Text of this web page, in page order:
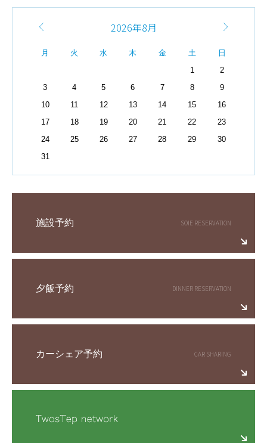
2026年8月
月 火 水 木 金 土
日
1
2
3
4 5 6 7 8
9
10
11 12 13 14 15
16
17
18 19 20 21 22
23
24
25 26 27 28 29
30
31
施設予約
夕飯予約
カーシェア予約